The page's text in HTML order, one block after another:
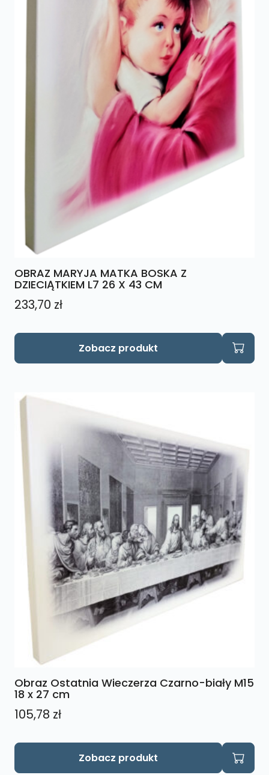
OBRAZ MARYJA MATKA BOSKA Z
DZIECIĄTKIEM L7 26 X 43 CM
233,70 zł
Zobacz produkt
Obraz Ostatnia Wieczerza Czarno-biały M15
18 x 27 cm
105,78 zł
Zobacz produkt